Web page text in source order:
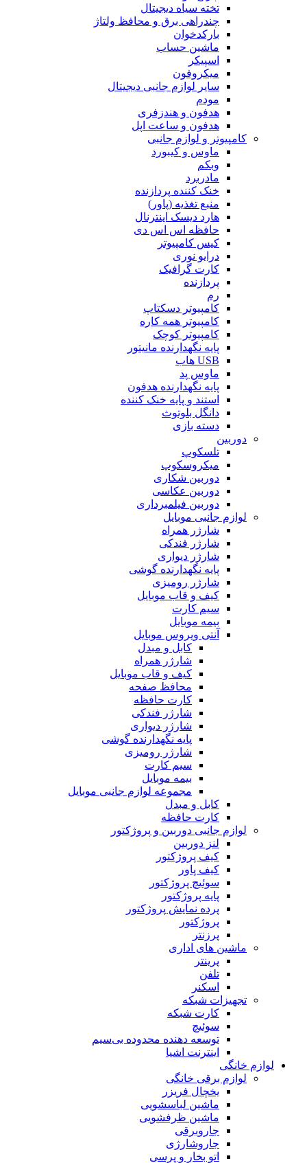
تخته سیاه دیجیتال
چندراهی برق و محافظ ولتاژ
بارکدخوان
ماشین حساب
اسپیکر
میکروفون
سایر لوازم جانبی دیجیتال
مودم
هدفون و هندزفری
هدفون و ساعت اپل
کامپیوتر و لوازم جانبی
ماوس و کیبورد
وبکم
مادربرد
خنک کننده پردازنده
منبع تغذیه (پاور)
هارد دیسک اینترنال
حافظه اس اس دی
کیس کامپیوتر
درایو نوری
کارت گرافیک
پردازنده
رم
کامپیوتر دسکتاپ
کامپیوتر همه کاره
کامپیوتر کوچک
پایه نگهدارنده مانیتور
USB هاب
ماوس پد
پایه نگهدارنده هدفون
استند و پایه خنک کننده
دانگل بلوتوث
دسته بازی
دوربین
تلسکوپ
میکروسکوپ
دوربین شکاری
دوربین عکاسی
دوربین فیلمبرداری
لوازم جانبی موبایل
شارژر همراه
شارژر فندکی
شارژر دیواری
پایه نگهدارنده گوشی
شارژر رومیزی
کیف و قاب موبایل
سیم کارت
بیمه موبایل
آنتی ویروس موبایل
کابل و مبدل
شارژر همراه
کیف و قاب موبایل
محافظ صفحه
کارت حافظه
شارژر فندکی
شارژر دیواری
پایه نگهدارنده گوشی
شارژر رومیزی
سیم کارت
بیمه موبایل
مجموعه لوازم جانبی موبایل
کابل و مبدل
کارت حافظه
لوازم جانبی دوربین و پروژکتور
لنز دوربین
کیف پروژکتور
کیف پاور
سوئیچ پروژکتور
پایه پروژکتور
پرده نمایش پروژکتور
پروژکتور
پرزنتر
ماشین های اداری
پرینتر
تلفن
اسکنر
تجهیزات شبکه
کارت شبکه
سوئیچ
توسعه دهنده محدوده بی‌سیم
اینترنت اشیا
لوازم خانگی
لوازم برقی خانگی
یخچال فریزر
ماشین لباسشویی
ماشین ظرفشویی
جاروبرقی
جاروشارژی
اتو بخار و پرسی